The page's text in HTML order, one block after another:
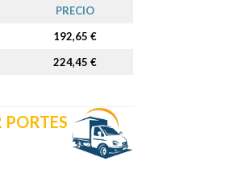
PRECIO
192,65 €
224,45 €
PORTES